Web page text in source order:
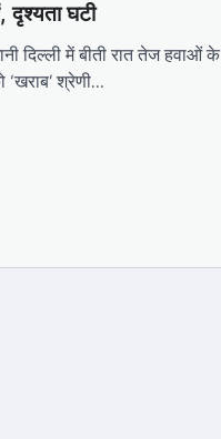
दृश्यता घटी
दिल्ली में बीती रात तेज
‘खराब’ श्रेणी…